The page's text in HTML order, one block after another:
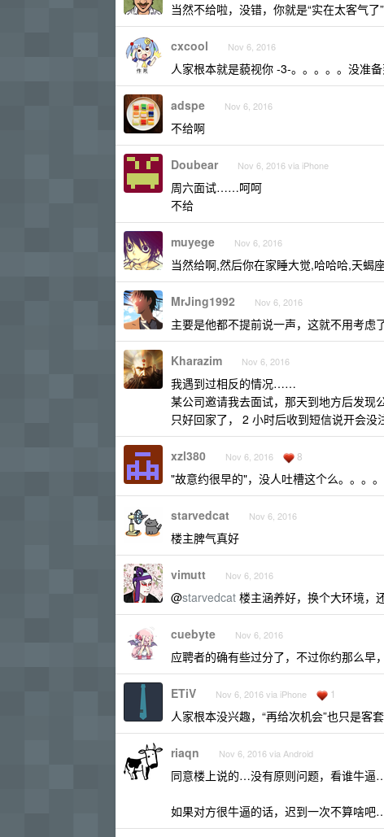
当然不给啦，没错，你就是“实在太客气了
cxcool Nov 6, 2016
人家根本就是藐视你 -3-。。。。。没准
adspe Nov 6, 2016
不给啊
Doubear Nov 6, 2016 via iPhone
周六面试……呵呵
不给
muyege Nov 6, 2016
当然给啊,然后你在家睡大觉,哈哈哈,天蝎
MrJing1992 Nov 6, 2016
主要是他都不提前说一声，这就不用考虑
Kharazim Nov 6, 2016
我遇到过相反的情况……
某公司邀请我去面试，那天到地方后发现
只好回家了， 2 小时后收到短信说开会没
xzl380 Nov 6, 2016 8
"故意约很早的"，没人吐槽这个么。。。。
starvedcat Nov 6, 2016
楼主脾气真好
vimutt Nov 6, 2016
@starvedcat 楼主涵养好，换个大环境，
cuebyte Nov 6, 2016
应聘者的确有些过分了，不过你约那么早
ETiV Nov 6, 2016 via iPhone 1
人家根本没兴趣，“再给次机会”也只是客
riaqn Nov 6, 2016 via Android
同意楼上说的…没有原则问题，看谁牛逼
如果对方很牛逼的话，迟到一次不算啥吧